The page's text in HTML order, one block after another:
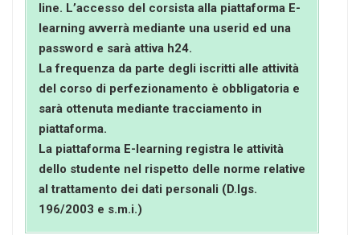
line. L’accesso del corsista alla piattaforma E-
learning avverrà mediante una userid ed una
password e sarà attiva h24.
La frequenza da parte degli iscritti alle attività
del corso di perfezionamento è obbligatoria e
sarà ottenuta mediante tracciamento in
piattaforma.
La piattaforma E-learning registra le attività
dello studente nel rispetto delle norme relative
al trattamento dei dati personali (D.lgs.
196/2003 e s.m.i.)